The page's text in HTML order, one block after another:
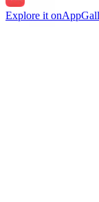
Explore it on